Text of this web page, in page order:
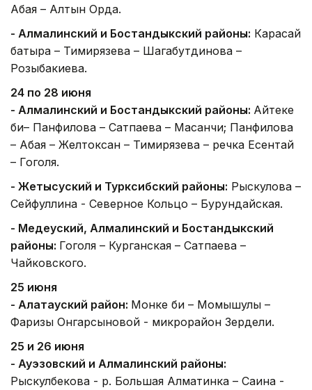
Абая – Алтын Орда.
- Алмалинский и Бостандыкский районы: Карасай
батыра – Тимирязева – Шагабутдинова –
Розыбакиева.
24 по 28 июня
- Алмалинский и Бостандыкский районы: Айтеке
би– Панфилова – Сатпаева – Масанчи; Панфилова
– Абая – Желтоксан – Тимирязева – речка Есентай
– Гоголя.
- Жетысуский и Турксибский районы: Рыскулова –
Сейфуллина - Северное Кольцо – Бурундайская.
- Медеуский, Алмалинский и Бостандыкский
районы: Гоголя – Курганская – Сатпаева –
Чайковского.
25 июня
- Алатауский район: Монке би – Момышулы –
Фаризы Онгарсыновой - микрорайон Зердели.
25 и 26 июня
- Ауэзовский и Алмалинский районы:
Рыскулбекова - р. Большая Алматинка – Саина -